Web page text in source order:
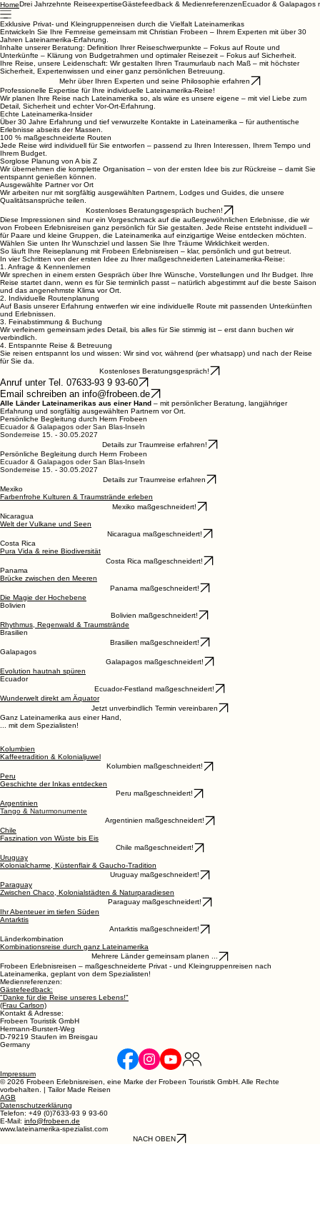
HomeDrei Jahrzehnte ReiseexpertiseGästefeedback & MedienreferenzenEcuador & Galapagos
Exklusive Privat- und Kleingruppenreisen durch die Vielfalt Lateinamerikas
Entwickeln Sie Ihre Fernreise gemeinsam mit Christian Frobeen – Ihrem Experten mit über 30
Jahren Lateinamerika-Erfahrung.
Inhalte unserer Beratung: Definition Ihrer Reiseschwerpunkte – Fokus auf Route und
Unterkünfte – Klärung von Budgetrahmen und optimaler Reisezeit – Fokus auf Sicherheit.
Ihre Reise, unsere Leidenschaft: Wir gestalten Ihren Traumurlaub nach Maß – mit höchster
Sicherheit, Expertenwissen und einer ganz persönlichen Betreuung.
Mehr über Ihren Experten und seine Philosophie erfahren
Professionelle Expertise für Ihre individuelle Lateinamerika-Reise!
Wir planen Ihre Reise nach Lateinamerika so, als wäre es unsere eigene – mit viel Liebe zum
Detail, Sicherheit und echter Vor-Ort-Erfahrung.
Echte Lateinamerika-Insider
Über 30 Jahre Erfahrung und tief verwurzelte Kontakte in Lateinamerika – für authentische
Erlebnisse abseits der Massen.
100 % maßgeschneiderte Routen
Jede Reise wird individuell für Sie entworfen – passend zu Ihren Interessen, Ihrem Tempo und
Ihrem Budget.
Sorglose Planung von A bis Z
Wir übernehmen die komplette Organisation – von der ersten Idee bis zur Rückreise – damit Sie
entspannt genießen können.
Ausgewählte Partner vor Ort
Wir arbeiten nur mit sorgfältig ausgewählten Partnern, Lodges und Guides, die unsere
Qualitätsansprüche teilen.
Kostenloses Beratungsgespräch buchen!
Diese Impressionen sind nur ein Vorgeschmack auf die außergewöhnlichen Erlebnisse, die wir
von Frobeen Erlebnisreisen ganz persönlich für Sie gestalten. Jede Reise entsteht individuell –
für Paare und kleine Gruppen, die Lateinamerika auf einzigartige Weise entdecken möchten.
Wählen Sie unten Ihr Wunschziel und lassen Sie Ihre Träume Wirklichkeit werden.
So läuft Ihre Reiseplanung mit Frobeen Erlebnisreisen – klar, persönlich und gut betreut.
In vier Schritten von der ersten Idee zu Ihrer maßgeschneiderten Lateinamerika-Reise:
1. Anfrage & Kennenlernen
Wir sprechen in einem ersten Gespräch über Ihre Wünsche, Vorstellungen und Ihr Budget. Ihre
Reise startet dann, wenn es für Sie terminlich passt – natürlich abgestimmt auf die beste Saison
und das angenehmste Klima vor Ort.
2. Individuelle Routenplanung
Auf Basis unserer Erfahrung entwerfen wir eine individuelle Route mit passenden Unterkünften
und Erlebnissen.
3. Feinabstimmung & Buchung
Wir verfeinern gemeinsam jedes Detail, bis alles für Sie stimmig ist – erst dann buchen wir
verbindlich.
4. Entspannte Reise & Betreuung
Sie reisen entspannt los und wissen: Wir sind vor, während (per whatsapp) und nach der Reise
für Sie da.
Kostenloses Beratungsgespräch!
Anruf unter Tel. 07633-93 9 93-60
Email schreiben an info@frobeen.de
Alle Länder Lateinamerikas aus einer Hand – mit persönlicher Beratung, langjähriger
Erfahrung und sorgfältig ausgewählten Partnern vor Ort.
Persönliche Begleitung durch Herrn Frobeen
Ecuador & Galapagos oder San Blas-Inseln
Sonderreise 15. - 30 .05.2027
Details zur Traumreise erfahren!
Persönliche Begleitung durch Herrn Frobeen
Ecuador & Galapagos oder San Blas-Inseln
Sonderreise 15. - 30 .05.2027
Details zur Traumreise erfahren
Mexiko
Farbenfrohe Kulturen & Traumstrände erleben
Mexiko maßgeschneidert!
Nicaragua
Welt der Vulkane und Seen
Nicaragua maßgeschneidert!
Costa Rica
Pura Vida & reine Biodiversität
Costa Rica maßgeschneidert!
Panama
Brücke zwischen den Meeren
Panama maßgeschneidert!
Die Magie der Hochebene
Bolivien
Bolivien maßgeschneidert!
Rhythmus, Regenwald & Traumstrände
Brasilien
Brasilien maßgeschneidert!
Galapagos
Galapagos maßgeschneidert!
Evolution hautnah spüren
Ecuador
Ecuador-Festland maßgeschneidert!
Wunderwelt direkt am Äquator
Jetzt unverbindlich Termin vereinbaren
Ganz Lateinamerika aus einer Hand,
... mit dem Spezialisten!
Kolumbien
Kaffeetradition & Kolonialjuwel
Kolumbien maßgeschneidert!
Peru
Geschichte der Inkas entdecken
Peru maßgeschneidert!
Argentinien
Tango & Naturmonumente
Argentinien maßgeschneidert!
Chile
Faszination von Wüste bis Eis
Chile maßgeschneidert!
Uruguay
Kolonialcharme, Küstenflair & Gaucho-Tradition
Uruguay maßgeschneidert!
Paraguay
Zwischen Chaco, Kolonialstädten & Naturparadiesen
Paraguay maßgeschneidert!
Ihr Abenteuer im tiefen Süden
Antarktis
Antarktis maßgeschneidert!
Länderkombination
Kombinationsreise durch ganz Lateinamerika
Mehrere Länder gemeinsam planen ...
Frobeen Erlebnisreisen – maßgeschneiderte Privat - und Kleingruppenreisen nach
Lateinamerika, geplant von dem Spezialisten!
Medienreferenzen:
Gästefeedback:
"Danke für die Reise unseres Lebens!"
(Frau Carlson)
Kontakt & Adresse:
Frobeen Touristik GmbH
Hermann-Burstert-Weg
D-79219 Staufen im Breisgau
Germany
Impressum
© 2026 Frobeen Erlebnisreisen, eine Marke der Frobeen Touristik GmbH. Alle Rechte
vorbehalten. | Tailor Made Reisen
AGB
Datenschutzerklärung
Telefon: +49 (0)7633-93 9 93-60
E-Mail: info@frobeen.de
www.lateinamerika-spezialist.com
NACH OBEN